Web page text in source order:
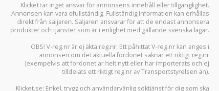
Klicket tar inget ansvar för annonsens innehåll eller tillgänglighet.
Annonsen kan vara ofullständig. Fullständig information kan erhållas
direkt från säljaren. Säljaren ansvarar för att de endast annonsera
produkter och tjänster som är i enlighet med gällande svenska lagar.
OBS! V-reg.nr är ej äkta reg.nr. Ett påhittat V-reg.nr kan anges i
annonsen om det aktuella fordonet saknar ett riktigt reg.nr
(exempelvis att fordonet är helt nytt eller har importerats och ej
tilldelats ett riktigt reg.nr av Transportstyrelsen än).
Klicket.se: Enkel, trygg och användarvänlig söktjänst för dig som ska